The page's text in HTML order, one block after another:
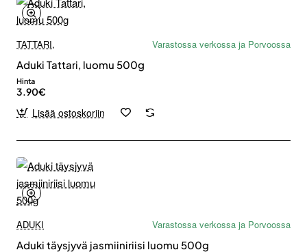
TATTARI,
Varastossa verkossa ja Porvoossa
Aduki Tattari, luomu 500g
Hinta
3.90€
Lisää ostoskoriin
ADUKI
Varastossa verkossa ja Porvoossa
Aduki täysjyvä jasmiiniriisi luomu 500g